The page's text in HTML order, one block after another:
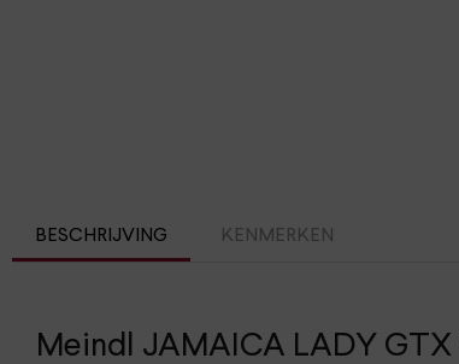
BESCHRIJVING KENMERKEN
Meindl JAMAICA LADY